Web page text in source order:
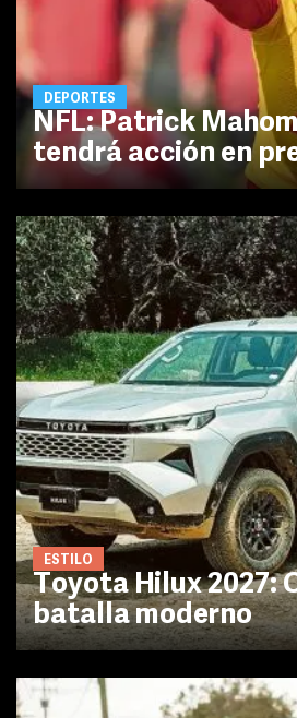
DEPORTES
NFL: Patrick
tendrá acción en
ESTILO
Toyota Hilux 2027:
batalla moderno